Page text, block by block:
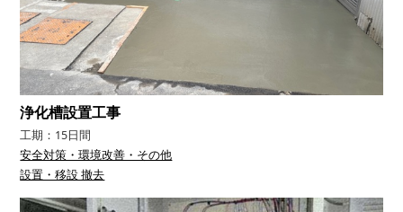
浄化槽設置工事
工期：15日間
安全対策・環境改善・その他
設置・移設 撤去